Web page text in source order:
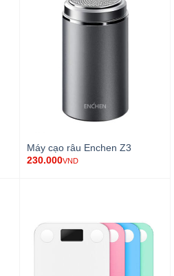
Máy cạo râu Enchen Z3
230.000VND